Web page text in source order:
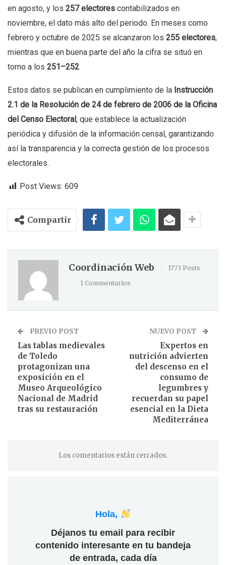
en agosto, y los 257 electores contabilizados en
noviembre, el dato más alto del periodo. En meses como
febrero y octubre de 2025 se alcanzaron los 255 electores,
mientras que en buena parte del año la cifra se situó en
torno a los 251–252.
Estos datos se publican en cumplimiento de la Instrucción
2.1 de la Resolución de 24 de febrero de 2006 de la Oficina
del Censo Electoral , que establece la actualización
periódica y difusión de la información censal, garantizando
así la transparencia y la correcta gestión de los procesos
electorales.
Post Views: 609
Compartir
Coordinación Web
1773 Posts
1 Commentarios
PREVIO POST
Las tablas medievales
de Toledo
protagonizan una
exposición en el
Museo Arqueológico
Nacional de Madrid
tras su restauración
NUEVO POST
Expertos en
nutrición advierten
del descenso en el
consumo de
legumbres y
recuerdan su papel
esencial en la Dieta
Mediterránea
Los comentarios están cerrados.
Hola,
Déjanos tu email para recibir
contenido interesante en tu bandeja
de entrada, cada día